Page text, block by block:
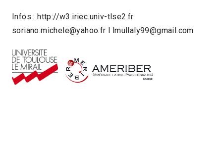
Infos : http://w3.iriec.univ-tlse2.fr
soriano.michele@yahoo.fr l lmullaly99@gmail.com